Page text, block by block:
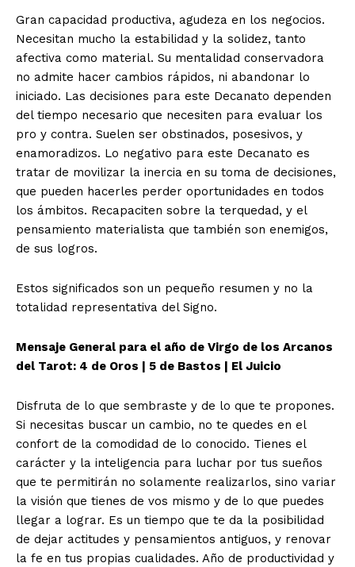
Gran capacidad productiva, agudeza en los negocios.
Necesitan mucho la estabilidad y la solidez, tanto
afectiva como material. Su mentalidad conservadora
no admite hacer cambios rápidos, ni abandonar lo
iniciado. Las decisiones para este Decanato dependen
del tiempo necesario que necesiten para evaluar los
pro y contra. Suelen ser obstinados, posesivos, y
enamoradizos. Lo negativo para este Decanato es
tratar de movilizar la inercia en su toma de decisiones,
que pueden hacerles perder oportunidades en todos
los ámbitos. Recapaciten sobre la terquedad, y el
pensamiento materialista que también son enemigos,
de sus logros.
Estos significados son un pequeño resumen y no la
totalidad representativa del Signo.
Mensaje General para el año de Virgo de los Arcanos
del Tarot: 4 de Oros | 5 de Bastos | El Juicio
Disfruta de lo que sembraste y de lo que te propones.
Si necesitas buscar un cambio, no te quedes en el
confort de la comodidad de lo conocido. Tienes el
carácter y la inteligencia para luchar por tus sueños
que te permitirán no solamente realizarlos, sino variar
la visión que tienes de vos mismo y de lo que puedes
llegar a lograr. Es un tiempo que te da la posibilidad
de dejar actitudes y pensamientos antiguos, y renovar
la fe en tus propias cualidades. Año de productividad y